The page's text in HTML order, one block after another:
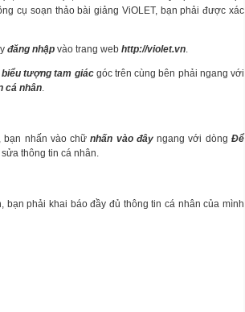
cụ soạn thảo bài giảng ViOLET, bạn phải được xác
đăng nhập vào trang web http://violet.vn.
biểu tượng tam giácgóc trên cùng bên phải ngang với
cá nhân.
nhấn vào chữnhấn vào đâyngang với dòngĐể
thông tin cá nhân.
phải khai báo đầy đủ thông tin cá nhân của mình